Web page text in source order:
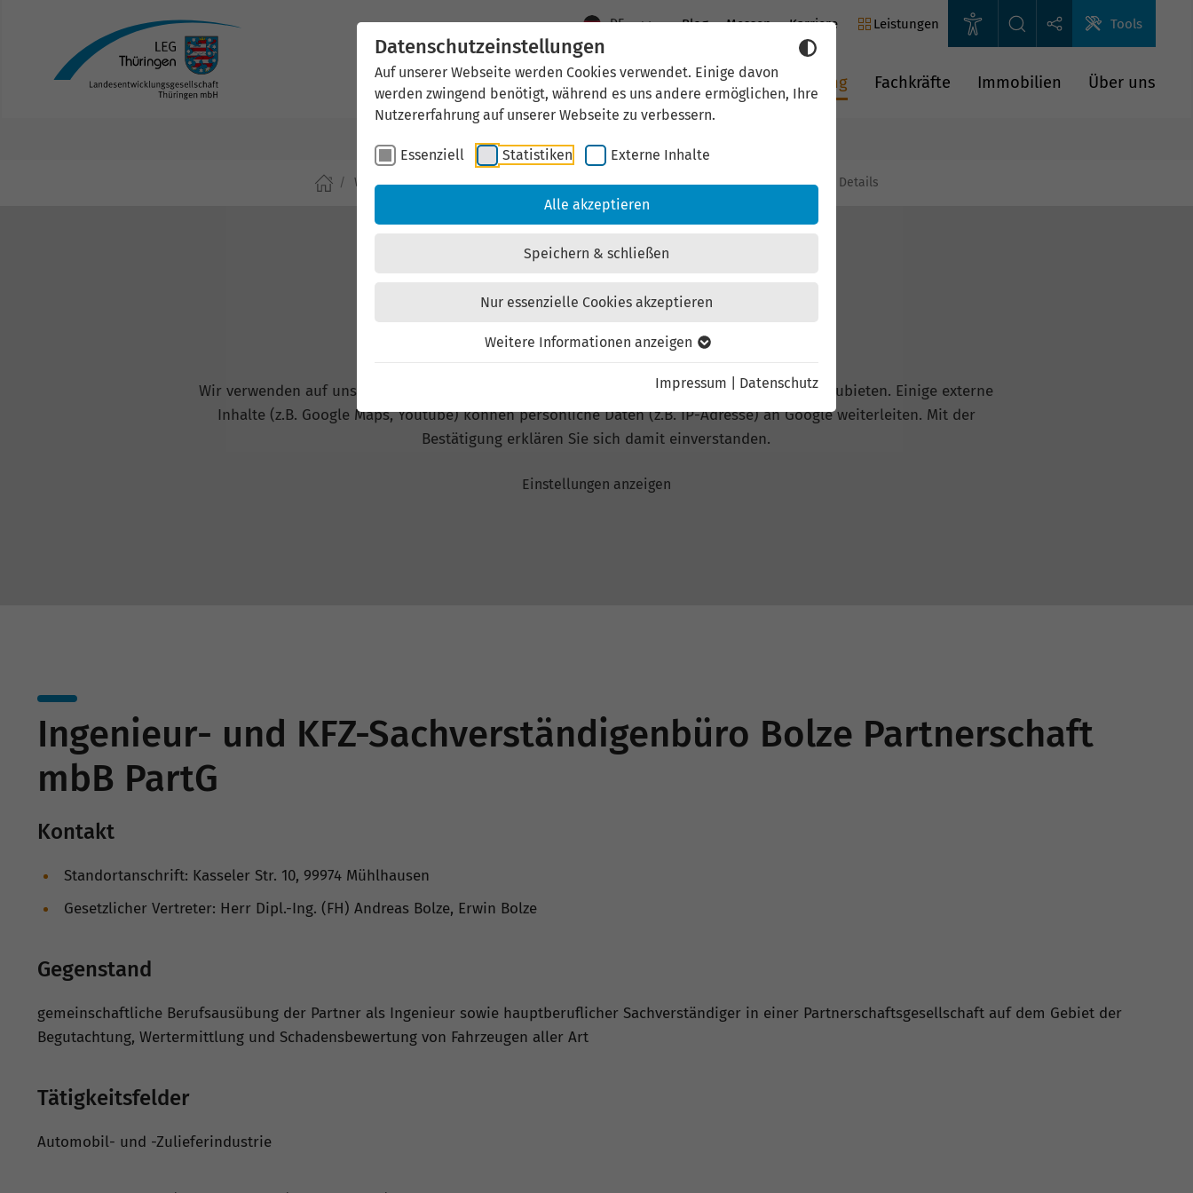
Datenschutzeinstellungen
Auf unserer Webseite werden Cookies verwendet. Einige davon
werden zwingend benötigt, während es uns andere ermöglichen, Ihre
Nutzererfahrung auf unserer Webseite zu verbessern.
Essenziell Statistiken Externe Inhalte
Alle akzeptieren
Speichern & schließen
Nur essenzielle Cookies akzeptieren
Weitere Informationen anzeigen
Impressum Datenschutz
DE Blog Messen Karriere Leistungen Tools
Aktuelles Standort Thüringen Wirtschaftsförderung Fachkräfte Immobilien Über uns
Wirtschaftsförderung Investieren & Ansiedeln Unternehmen & Technologien Details
Externen Inhalt laden
Wir verwenden auf unserer Website externe Inhalte, um Ihnen zusätzliche Informationen anzubieten. Einige externe
Inhalte (z.B. Google Maps, Youtube) können persönliche Daten (z.B. IP-Adresse) an Google weiterleiten. Mit der
Bestätigung erklären Sie sich damit einverstanden.
Einstellungen anzeigen
Ingenieur- und KFZ-Sachverständigenbüro Bolze Partnerschaft
mbB PartG
Kontakt
Standortanschrift: Kasseler Str. 10, 99974 Mühlhausen
Gesetzlicher Vertreter: Herr Dipl.-Ing. (FH) Andreas Bolze, Erwin Bolze
Gegenstand
gemeinschaftliche Berufsausübung der Partner als Ingenieur sowie hauptberuflicher Sachverständiger in einer Partnerschaftsgesellschaft auf dem Gebiet der
Begutachtung, Wertermittlung und Schadensbewertung von Fahrzeugen aller Art
Tätigkeitsfelder
Automobil- und -Zulieferindustrie